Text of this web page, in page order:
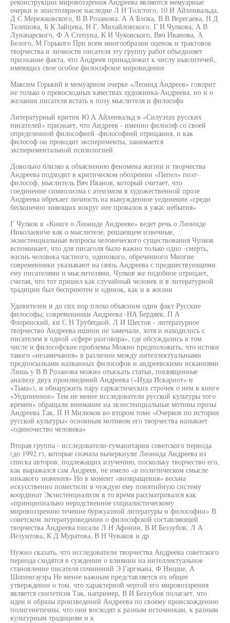
очерки и эпистолярное наследие Л Н Толстого, 10 И Айхенвальда,
Д С Мережковского, В В Розанова. А А Блока, В В Вересаева, Н Д
Телешова, Б К Зайцева, Н Г. Михайловского, Г И Чулкова, А В
Луначарского, Ф А Степуна, К И Чуковского, Вяч Иванова, А
Белого, М Горького При всем многообразии оценок и трактовок
творчества и личности писателя эту группу работ объединяет
признание факта, что Андреев принадлежит к числу иыелитечей,
имеющих свое особое философское мировидение
Максим Горький в мемуарном очерке «Леонид Андреев» говорит
не только о превосходных качествах художника-Андреева, но и о
желании писателя встать в позу мыслителя и философа
Литературный критик Ю А Айхенвальд в «Силуэтах русских
писателей» признает, что Андреев - именно философ со своей
определенной философией -философией отрицания, и как
философ он проводит эксперименты, занимается
экспериментальной психологией
Довольно близко к объяснению феномена жизни и творчества
Андреева подходит в критическом обозрении «Пепел» поэт-
философ, мыслитель Вяч Иванов, который считает, что
соединение символизма с атеизмом в художественной прозе
Андреева обрекает личность на вынужденное уединение «среди
бесконечно зияющих вокруг нее провалов в ужас небытия»
Г Чулков в «Книге о Леониде Андрееве» ведет речь о Леониде
Николаевиче как о мыслителе, решающем извечные,
экзистенциальные вопросы человеческого существования Чулков
вспоминает, что для писаголя было важно только одно -смерть,
жизнь человека частного, одинокого, обреченного Многие
современники указывают на связь Андреева с предшествующими
ему писателями и мыслителями, Чулков же подобное отрицает,
считая, что тот пришел как случайный человек и в литературной
традиции был бесприютен и одинок, как и в жизни
Удивителен и до сих пор плохо объясним один факт Русские
философы, современники Андреева -НА Бердяев, П А
Флоренский, кн С Н Трубецкой, Л И Шестов - литературное
творчество Андреева ишини не замечали, хотя и находились с
писателем в одной «сфере разговора», где обсуждались в том
числе и философские проблемы Можно предположить, что истоки
такого «незамечания» в различии между интеллектуальными
предпосылками названных философов и андреевскими исканиями
Лишь у В В Розанова можно отыскать статьи, посвященные
анализу двух произведений Андреева («Иуда Искариот» и
«Тьма»), и обнаружить пару саркастических строчек о нем в книге
«Уединенное» Тем не менее исследователи русской культуры того
времен« обращали внимание на экзистенциальные мотивы прозы
Андреева Так, II Н Милюков во втором томе «Очерков по истории
русской культуры» основным мотивом его творчества называет
«одиночество человека»
Вторая группа - исследователи-гуманитарии советского периода
(до 1992 г), которые сначала вычеркнули Леонида Андреева из
списка авторов, подлежащих изучению, поскольку творчество его,
как выражался сам Андреев, не имело «в политическом смысле
никакого значения» Но в момент «возвращения» весьма
искусственно поместили в чуждую ему понятийную систему
координат Экзистенциализм в то время рассматривался как
«принципиально неродственное социалистическому
мировоззрению течение буржуазной литературы и философии» В
советском литературоведении о философской составляющей
творчества Андреева писали Л Н Афонин, В И Беззубов, Л А
Иезуитова, К Д Муратова, В Н Чуваков и др
Нужно сказать, что исследователи творчества Андреева советского
периода сходятся в суждении о влиянии на интеллектуальное
становление писателя сочинений Э Гаргмана, Ф Ницше, А
Шопенгауэра Не менее важным представляется их общее
утверждение о том, что характерной чертой его мировоззрения
является синтетизм Так, например, В И Беззубов полагает, что
идеи и образы произведений Андреева по своему происхождению
полигенетичны, что они восходят к разным источникам, к разным
культурным традициям и к